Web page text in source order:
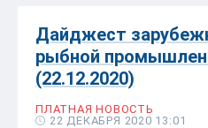
Дайджест
рыбной
(22.12.2020)
ПЛАТНАЯ НОВОСТЬ
22 ДЕКАБРЯ 2020 13:01